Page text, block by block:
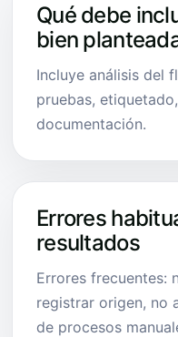
Qué debe
bien
Incluye análisis del
pruebas,
documentación.
Errores
resultados
Errores frecuentes:
registrar origen, no
de procesos